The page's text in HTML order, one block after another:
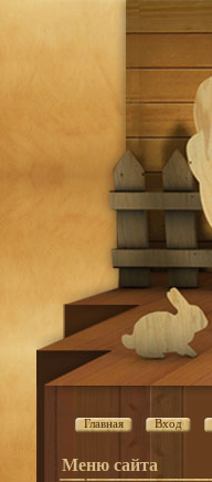
Главная Вход
Меню сайта